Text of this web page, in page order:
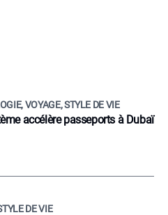
VOYAGE, STYLE DE VIE
accélère passeports à Dubaï
DE VIE